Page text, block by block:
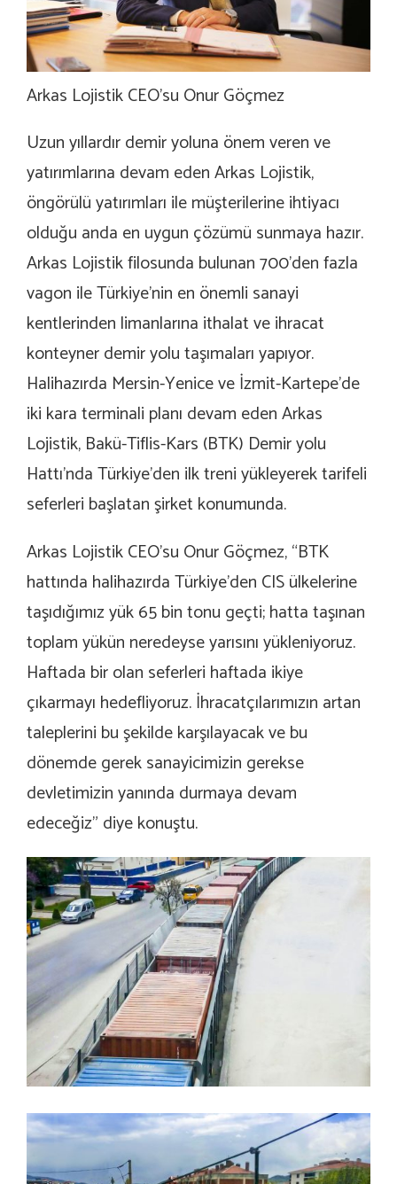
Arkas Lojistik CEO’su Onur Göçmez
Uzun yıllardır demir yoluna önem veren ve
yatırımlarına devam eden Arkas Lojistik,
öngörülü yatırımları ile müşterilerine ihtiyacı
olduğu anda en uygun çözümü sunmaya hazır.
Arkas Lojistik filosunda bulunan 700’den fazla
vagon ile Türkiye’nin en önemli sanayi
kentlerinden limanlarına ithalat ve ihracat
konteyner demir yolu taşımaları yapıyor.
Halihazırda Mersin-Yenice ve İzmit-Kartepe’de
iki kara terminali planı devam eden Arkas
Lojistik, Bakü-Tiflis-Kars (BTK) Demir yolu
Hattı’nda Türkiye’den ilk treni yükleyerek tarifeli
seferleri başlatan şirket konumunda.
Arkas Lojistik CEO’su Onur Göçmez, “BTK
hattında halihazırda Türkiye’den CIS ülkelerine
taşıdığımız yük 65 bin tonu geçti; hatta taşınan
toplam yükün neredeyse yarısını yükleniyoruz.
Haftada bir olan seferleri haftada ikiye
çıkarmayı hedefliyoruz. İhracatçılarımızın artan
taleplerini bu şekilde karşılayacak ve bu
dönemde gerek sanayicimizin gerekse
devletimizin yanında durmaya devam
edeceğiz” diye konuştu.